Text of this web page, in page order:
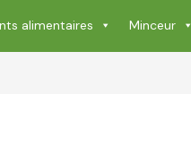
alimentaires Minceur